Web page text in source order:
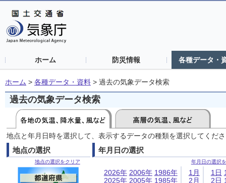
ホーム 防災情報 各種データ・
ホーム > 各種データ・資料 > 過去の気象データ検索
過去の気象データ検索
地点と年月日時を選択して、表示するデータの種類を選択してくだ
地点の選択
地点の選択をクリア
年月日の選択
年月日の選択
2026年
2025年
2006年
2005年
1986年
1985年
1月
2月
1日
2日